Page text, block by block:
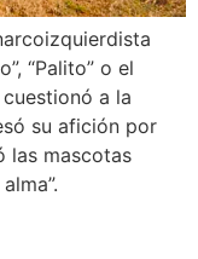
“Palito” o el
a la
su afición por
las mascotas